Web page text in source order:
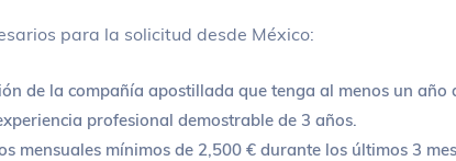
para la solicitud desde México:
de la compañía apostillada que tenga al menos un año
profesional demostrable de 3 años.
mensuales mínimos de 2,500 € durante los últimos 3